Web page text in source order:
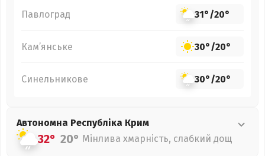
Павлоград 31°/20°
Кам’янське 30°/20°
Синельникове 30°/20°
Автономна Республіка Крим
32° 20° Мінлива хмарність, слабкий дощ